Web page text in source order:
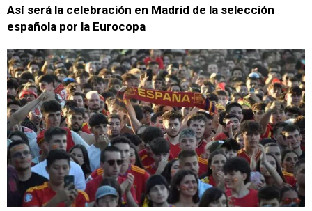
Así será la celebración en Madrid de la selección
española por la Eurocopa